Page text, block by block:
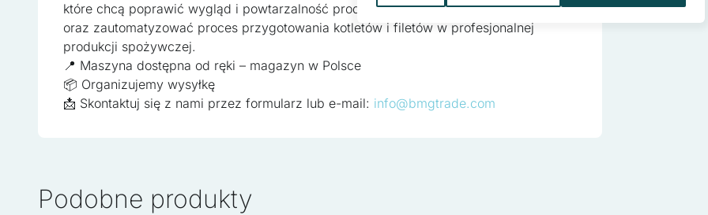
które chcą poprawić wygląd i powtarzalność produktów, skrócić czas obróbki cieplnej
oraz zautomatyzować proces przygotowania kotletów i filetów w profesjonalnej
produkcji spożywczej.
📍 Maszyna dostępna od ręki – magazyn w Polsce
📦 Organizujemy wysyłkę
📩 Skontaktuj się z nami przez formularz lub e-mail: info@bmgtrade.com
Podobne produkty
Marketingowe pliki cookie stosowane są w celu śledzenia użytkowników na stronach
wyświetlanie reklam, które są istotne i interesujące dla poszczególnych użytkowników i tym